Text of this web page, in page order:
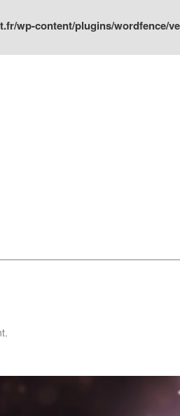
wp-content/plugins/wordfence/